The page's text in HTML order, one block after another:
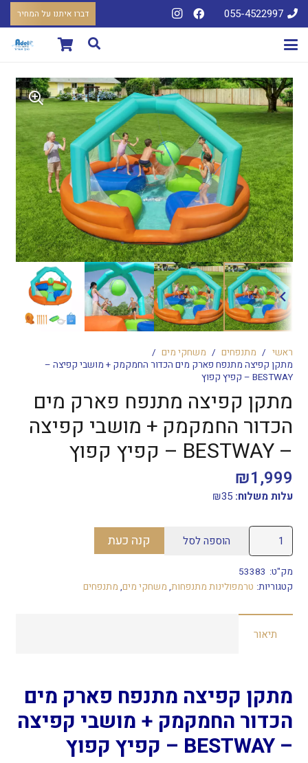
055-4522997 דברו איתנו על המחיר
ראשי / מתנפחים / משחקי מים /
מתקן קפיצה מתנפח פארק מים הכדור החמקמק + מושבי קפיצה –
BESTWAY – קפיץ קפוץ
מתקן קפיצה מתנפח פארק מים
הכדור החמקמק + מושבי קפיצה
– BESTWAY – קפיץ קפוץ
₪1,999
עלות משלוח: ₪35
כמות
של
מתקן
קפיצה
+
מושבי
קפיצה
-
הוספה לסל קנה כעת
מק"ט: 53383
קטגוריות: טרמפולינות מתנפחות, משחקי מים, מתנפחים
תיאור
מתקן קפיצה מתנפח פארק מים
הכדור החמקמק + מושבי קפיצה
– BESTWAY – קפיץ קפוץ